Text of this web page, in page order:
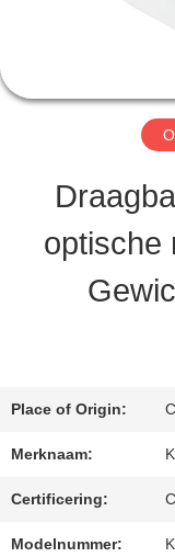
ONS
VERZOEK
SITEMAP
PRIVACY
optische
Place of Origin:
Merknaam:
Certificering:
Modelnummer: